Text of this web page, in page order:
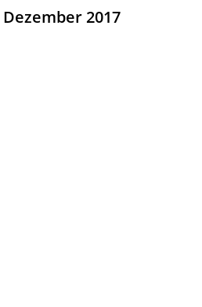
Dezember 2017